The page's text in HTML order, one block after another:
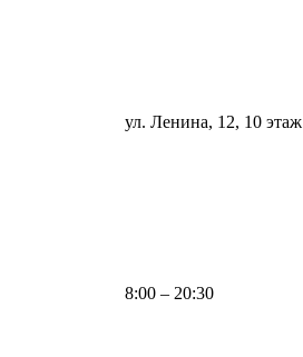
ул. Ленина, 12, 10 этаж
8:00 – 20:30